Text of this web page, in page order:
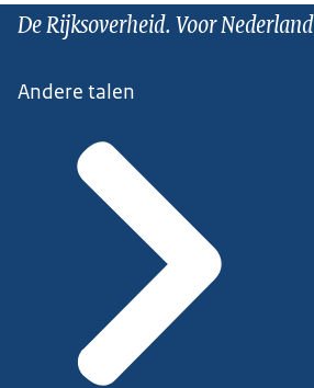
De Rijksoverheid. Voor Nederland
Andere talen